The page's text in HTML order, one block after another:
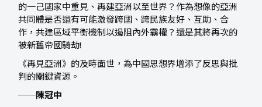
的一己國家中重見、再建亞洲以至世界？作為想像的亞洲
共同體是否還有可能激發跨國、跨民族友好、互助、合
作，共建區域平衡機制以遏阻內外霸權？還是其將再次的
被新舊帝國騎劫!
《再見亞洲》的及時面世，為中國思想界增添了反思與批
判的關鍵資源。
──陳冠中